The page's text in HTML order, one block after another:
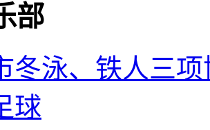
部
冬泳、铁人三项
球